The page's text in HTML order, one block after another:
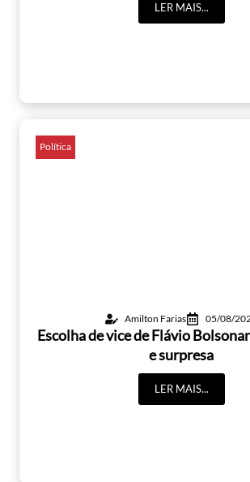
LER MAIS...
Política
Amilton Farias 05/08/
Escolha de vice de Flávio
e surpresa
LER MAIS...